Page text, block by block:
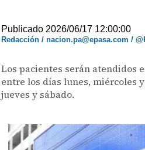
Publicado 2026/06/17 12:00:00
Redacción / nacion.pa@epasa.com /
Los pacientes serán atendidos
entre los días lunes, miércoles
jueves y sábado.